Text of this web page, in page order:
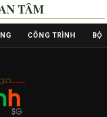
TÂM
CÔNG TRÌNH BỘ